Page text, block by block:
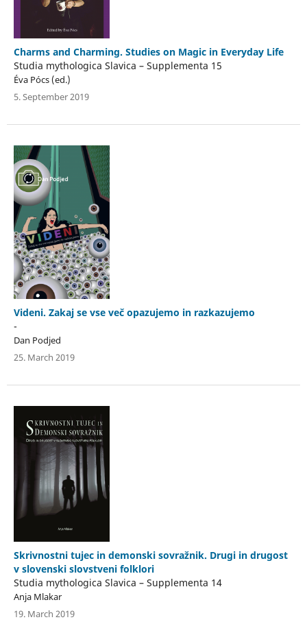
Charms and Charming. Studies on Magic in Everyday Life
Studia mythologica Slavica – Supplementa 15
Éva Pócs (ed.)
5. September 2019
Videni. Zakaj se vse več opazujemo in razkazujemo
-
Dan Podjed
25. March 2019
Skrivnostni tujec in demonski sovražnik. Drugi in drugost
v slovenski slovstveni folklori
Studia mythologica Slavica – Supplementa 14
Anja Mlakar
19. March 2019